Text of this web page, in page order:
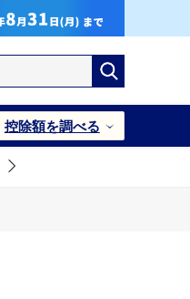
控除額を調べる